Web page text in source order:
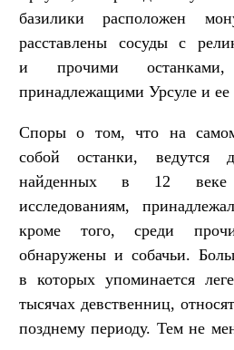
базилики расположен
расставлены сосуды с
и прочими останками,
принадлежащими Урсуле и ее
Споры о том, что на самом
собой останки,
найденных в 12 веке
исследованиям,
кроме того, среди
обнаружены и собачьи.
в которых упоминается
тысячах девственниц,
позднему периоду. Тем не